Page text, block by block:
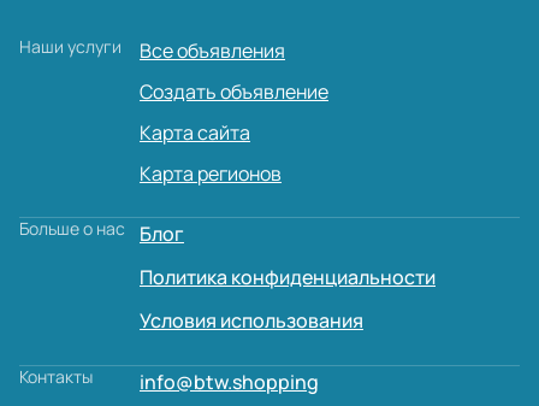
Наши услуги
Все объявления
Создать объявление
Карта сайта
Карта регионов
Больше о нас
Блог
Политика конфиденциальности
Условия использования
Контакты info@btw.shopping